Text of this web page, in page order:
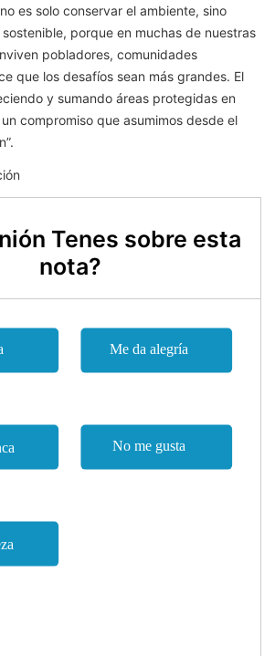
es solo conservar el ambiente, sino
porque en muchas de nuestras
pobladores, comunidades
que los desafíos sean más grandes. El
y sumando áreas protegidas en
compromiso que asumimos desde el
Tenes sobre esta
nota?